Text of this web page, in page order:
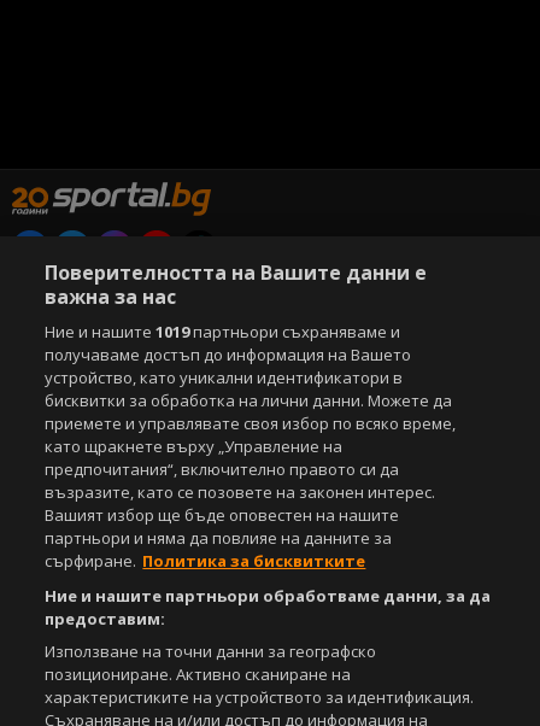
Copyright © 2007-2026 Агенция Спортал. Всички права запазени.
Този уебсайт е собственост на
За нас Екип За рекламa
Общи условия
Етични правила на НСС
Лични данни
Управление на предпочитания
Съдържанието на този уеб сайт и технологиите, използвани в него, са
под закрила на Закона за авторското право и сродните му права.
Всички статии, репортажи, интервюта и други текстови, графични и
видео материали, публикувани в сайта, са собственост на Агенция
Спортал, освен ако изрично е посочено друго. Допуска се
публикуване на текстови материали само след писмено съгласие на
Агенция Спортал, посочване на източника и добавяне на линк към
www.sportal.bg. Използването на графични и видео материали,
публикувани в сайта, е строго забранено. Нарушителите ще бъдат
санкционирани с цялата строгост на закона.
СвалиБЕЗПЛАТНОТОприложение за:
Поверителността на Вашите данни е
важна за нас
Ние и нашите1019партньори съхраняваме и
получаваме достъп до информация на Вашето
устройство, като уникални идентификатори в
бисквитки за обработка на лични данни. Можете да
приемете и управлявате своя избор по всяко време,
като щракнете върху „Управление на
предпочитания“, включително правото си да
възразите, като се позовете на законен интерес.
Вашият избор ще бъде оповестен на нашите
партньори и няма да повлияе на данните за
сърфиране. Политика за бисквитките
Ние и нашите партньори обработваме данни, за да
предоставим:
Използване на точни данни за географско
позициониране. Активно сканиране на
характеристиките на устройството за идентификация.
Съхраняване на и/или достъп до информация на